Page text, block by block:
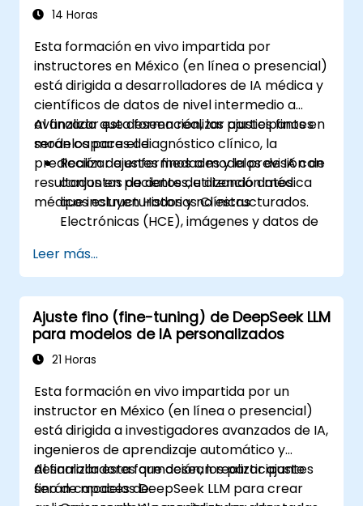
14 Horas
Esta formación en vivo impartida por
instructores en México (en línea o presencial)
está dirigida a desarrolladores de IA médica y
científicos de datos de nivel intermedio a
avanzado que deseen realizar ajustes finos en
modelos para el diagnóstico clínico, la
predicción de enfermedades y la previsión de
resultados en pacientes, utilizando datos
médicos estructurados y no estructurados.
Al finalizar esta formación, los participantes
serán capaces de:
Realizar ajustes finos a modelos de IA con
conjuntos de datos de atención médica
que incluyen Historias Clínicas
Electrónicas (HCE), imágenes y datos de
Aplicar el aprendizaje por transferencia,
la adaptación al dominio y la compresión
de modelos en contextos médicos.
Abordar cuestiones de privacidad, sesgo
y cumplimiento normativo en el
desarrollo de modelos.
ajustados en entornos reales de atención
médica.
Leer más...
Ajuste fino (fine-tuning) de DeepSeek LLM
para modelos de IA personalizados
21 Horas
Esta formación en vivo impartida por un
instructor en México (en línea o presencial)
está dirigida a investigadores avanzados de IA,
ingenieros de aprendizaje automático y
desarrolladores que desean realizar ajuste
fino de modelos DeepSeek LLM para crear
Al finalizar esta formación, los participantes
serán capaces de: